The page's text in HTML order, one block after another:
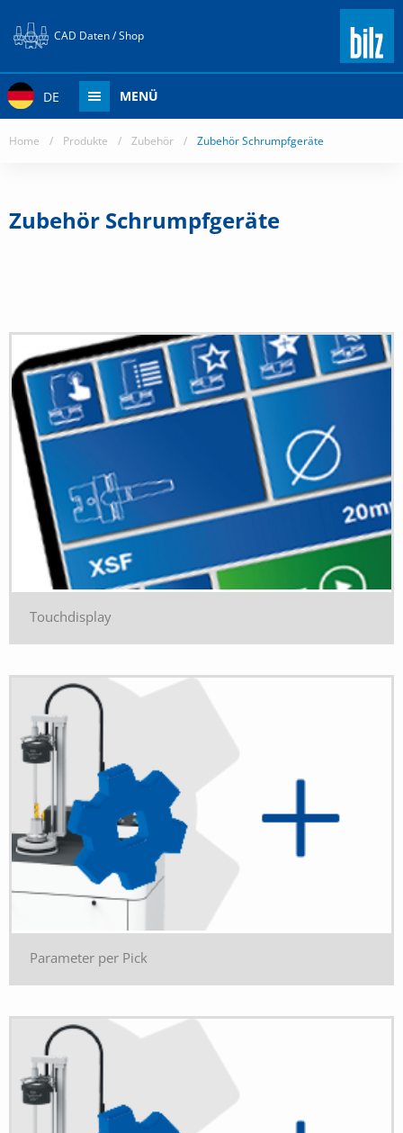
CAD Daten / Shop
DE MENÜ
Home / Produkte / Zubehör / Zubehör Schrumpfgeräte
Zubehör Schrumpfgeräte
Touchdisplay
Parameter per Pick